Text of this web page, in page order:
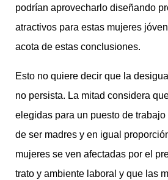
podrían aprovecharlo diseñando
atractivos para estas mujeres
acota de estas conclusiones.
Esto no quiere decir que la
no persista. La mitad considera
elegidas para un puesto de
de ser madres y en igual
mujeres se ven afectadas por el
trato y ambiente laboral y que las